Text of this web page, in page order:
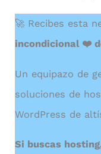
🚀 Recibes esta
incondicional ❤️
Un equipazo de
soluciones de
WordPress de
Si buscas